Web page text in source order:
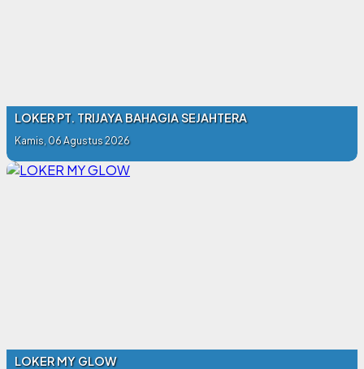
LOKER PT. TRIJAYA BAHAGIA SEJAHTERA
Kamis, 06 Agustus 2026
LOKER MY GLOW